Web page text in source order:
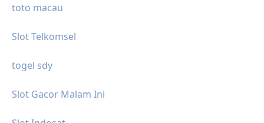
toto macau
Slot Telkomsel
togel sdy
Slot Gacor Malam Ini